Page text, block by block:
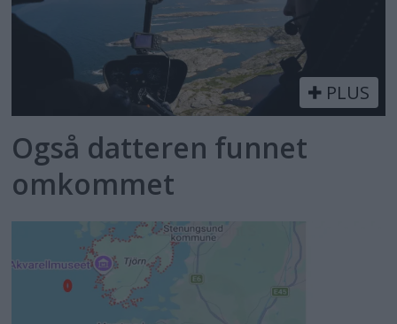
PLUS
Også datteren funnet
omkommet